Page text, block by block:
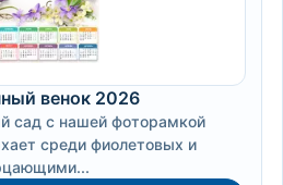
венок 2026
сад с нашей фоторамкой
среди фиолетовых и